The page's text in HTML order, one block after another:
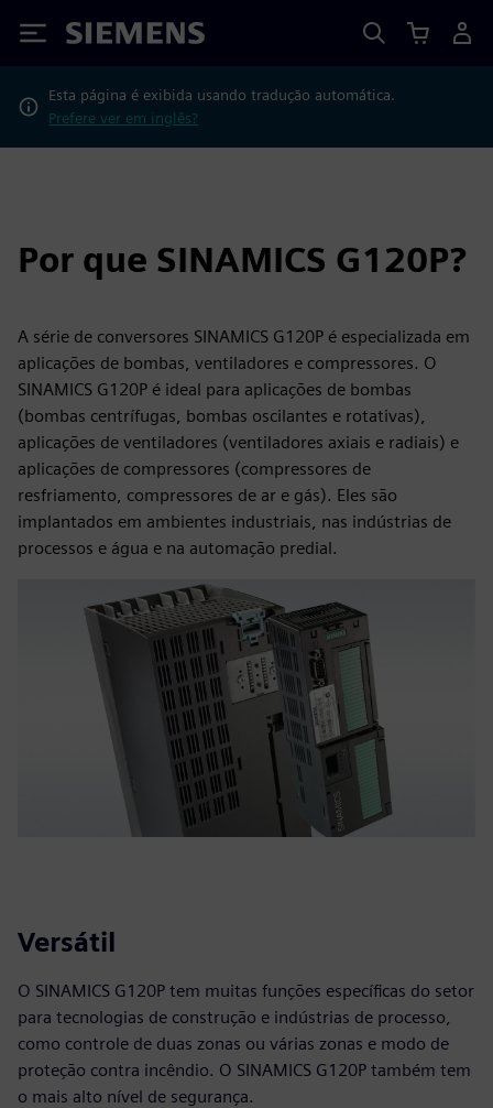
Siemens
Esta página é exibida usando tradução automática.
Prefere ver em inglês?
Por que SINAMICS G120P?
A série de conversores SINAMICS G120P é especializada em
aplicações de bombas, ventiladores e compressores. O
SINAMICS G120P é ideal para aplicações de bombas
(bombas centrífugas, bombas oscilantes e rotativas),
aplicações de ventiladores (ventiladores axiais e radiais) e
aplicações de compressores (compressores de
resfriamento, compressores de ar e gás). Eles são
implantados em ambientes industriais, nas indústrias de
processos e água e na automação predial.
Versátil
O SINAMICS G120P tem muitas funções específicas do setor
para tecnologias de construção e indústrias de processo,
como controle de duas zonas ou várias zonas e modo de
proteção contra incêndio. O SINAMICS G120P também tem
o mais alto nível de segurança.